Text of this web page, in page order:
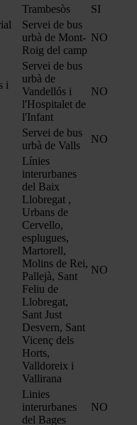
Trambesòs SI
Servei de bus
urbà de Mont-
Roig del camp
NO
i
Servei de bus
urbà de
Vandellós i
l'Hospitalet de
l'Infant
NO
Servei de bus
urbà de Valls
NO
Línies
interurbanes
del Baix
Llobregat ,
Urbans de
Cervello,
esplugues,
Martorell,
Molins de Rei,
Pallejà, Sant
Feliu de
Llobregat,
Sant Just
Desvern, Sant
Vicenç dels
Horts,
Valldoreix i
Vallirana
NO
Linies
interurbanes
del Bages
NO